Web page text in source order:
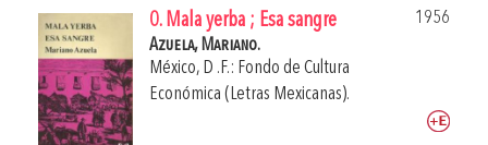
0. Mala yerba ; Esa sangre
1956
Azuela, Mariano.
México, D .F.: Fondo de Cultura
Económica (Letras Mexicanas).